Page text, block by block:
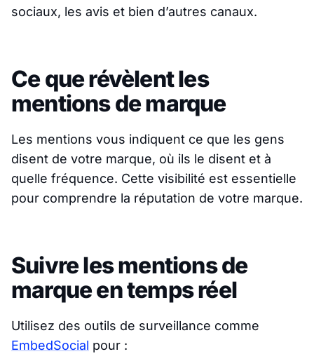
sociaux, les avis et bien d’autres canaux.
Ce que révèlent les
mentions de marque
Les mentions vous indiquent ce que les gens
disent de votre marque, où ils le disent et à
quelle fréquence. Cette visibilité est essentielle
pour comprendre la réputation de votre marque.
Suivre les mentions de
marque en temps réel
Utilisez des outils de surveillance comme
EmbedSocial pour :